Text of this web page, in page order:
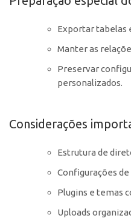
Exportar tabelas
Manter as
Preservar
personalizados.
Considerações
Estrutura de
Configurações
Plugins e temas
Uploads